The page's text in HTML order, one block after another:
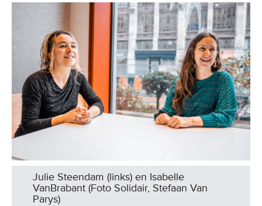
Julie Steendam (links) en Isabelle
VanBrabant (Foto Solidair, Stefaan Van
Parys)